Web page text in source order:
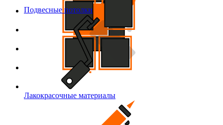
Подвесные потолки
Лакокрасочные материалы